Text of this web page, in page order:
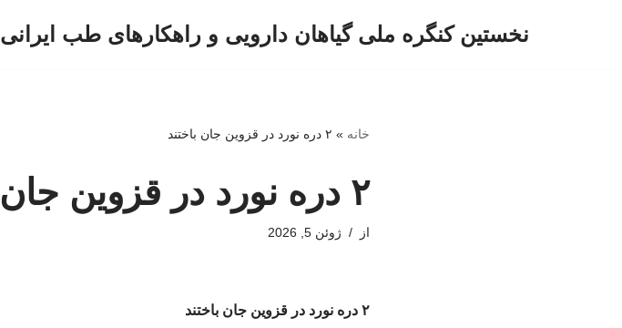
نخستین کنگره ملی گیاهان دارویی و راهکارهای طب ایرانی
خانه » ۲ دره نورد در قزوین جان باختند
۲ دره نورد در قزوین جان باختند
از ژوئن 5, 2026
۲ دره نورد در قزوین جان باختند